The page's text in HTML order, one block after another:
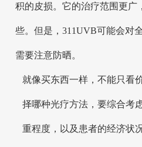
积的皮损。它的治疗范围更广
些。但是，311UVB可能会对
需要注意防晒。
就像买东西一样，不能只看
择哪种光疗方法，要综合考
重程度，以及患者的经济状